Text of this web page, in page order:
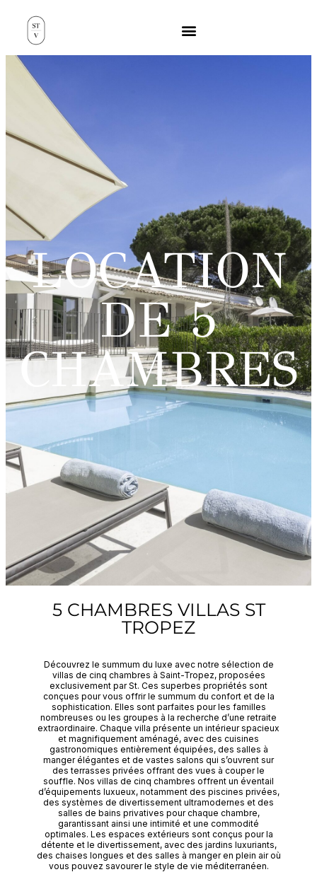
LOCATION
DE 5
CHAMBRES
5 CHAMBRES VILLAS ST
TROPEZ
Découvrez le summum du luxe avec notre sélection de
villas de cinq chambres à Saint-Tropez, proposées
exclusivement par St. Ces superbes propriétés sont
conçues pour vous offrir le summum du confort et de la
sophistication. Elles sont parfaites pour les familles
nombreuses ou les groupes à la recherche d’une retraite
extraordinaire. Chaque villa présente un intérieur spacieux
et magnifiquement aménagé, avec des cuisines
gastronomiques entièrement équipées, des salles à
manger élégantes et de vastes salons qui s’ouvrent sur
des terrasses privées offrant des vues à couper le
souffle. Nos villas de cinq chambres offrent un éventail
d’équipements luxueux, notamment des piscines privées,
des systèmes de divertissement ultramodernes et des
salles de bains privatives pour chaque chambre,
garantissant ainsi une intimité et une commodité
optimales. Les espaces extérieurs sont conçus pour la
détente et le divertissement, avec des jardins luxuriants,
des chaises longues et des salles à manger en plein air où
vous pouvez savourer le style de vie méditerranéen.